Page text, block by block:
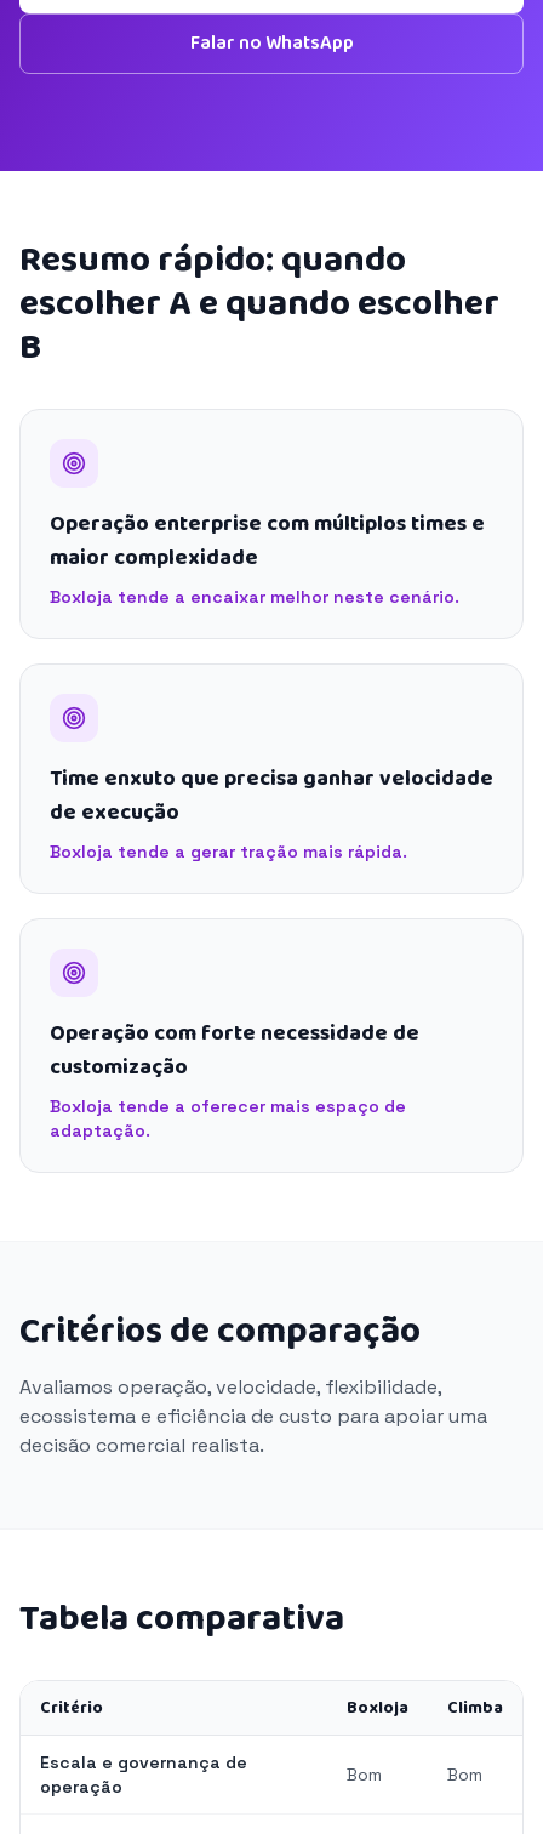
Falar no WhatsApp
Resumo rápido: quando
escolher A e quando escolher
B
Operação enterprise com múltiplos times e
maior complexidade
Boxloja tende a encaixar melhor neste cenário.
Time enxuto que precisa ganhar velocidade
de execução
Boxloja tende a gerar tração mais rápida.
Operação com forte necessidade de
customização
Boxloja tende a oferecer mais espaço de
adaptação.
Critérios de comparação
Avaliamos operação, velocidade, flexibilidade,
ecossistema e eficiência de custo para apoiar uma
decisão comercial realista.
Tabela comparativa
Critério Boxloja Climba
Escala e governança de
operação
Bom Bom